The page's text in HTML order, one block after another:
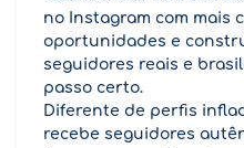
no Instagram com mais
oportunidades e
seguidores reais e
passo certo.
Diferente de perfis
recebe seguidores